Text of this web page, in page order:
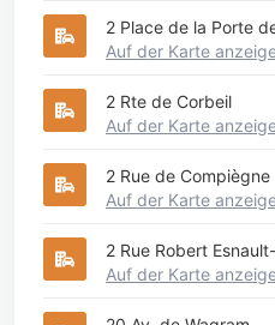
2 Place de la Porte
Auf der Karte
2 Rte de Corbeil
Auf der Karte
2 Rue de Compiègne
Auf der Karte
2 Rue Robert
Auf der Karte